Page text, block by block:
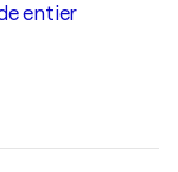
entier